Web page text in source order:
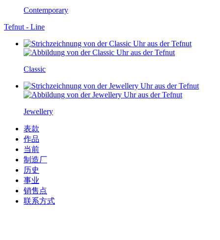
Contemporary
Tefnut - Line
Classic
Jewellery
表款
作品
当前
制造厂
历史
事业
销售点
联系方式